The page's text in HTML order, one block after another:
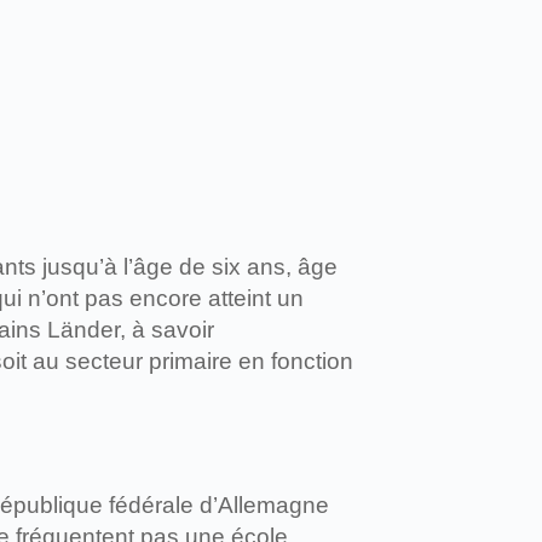
jusqu’à l’âge de six ans, âge
n’ont pas encore atteint un
Länder, à savoir
au secteur primaire en fonction
fédérale d’Allemagne
fréquentent pas une école